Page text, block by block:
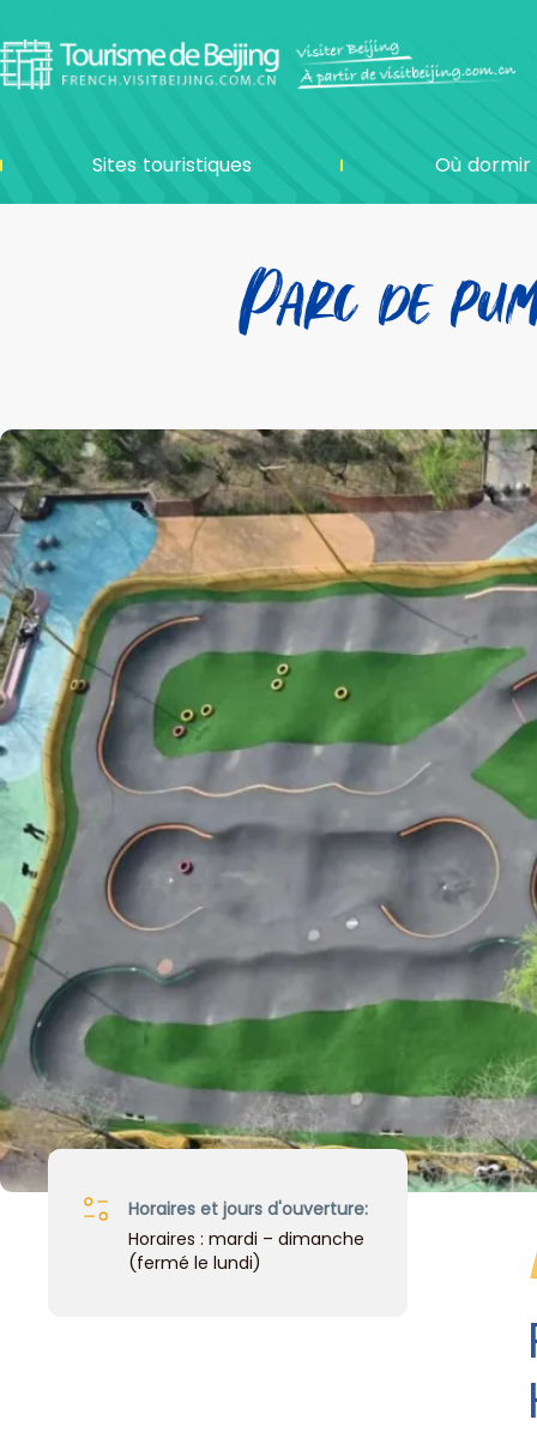
Sites touristiques Où dormir
Parc de
Horaires et jours d'ouverture:
Horaires : mardi – dimanche
(fermé le lundi)